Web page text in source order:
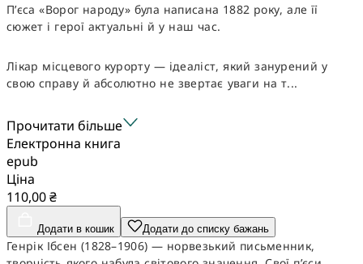
П’єса «Ворог народу» була написана 1882 року, але її
сюжет і герої актуальні й у наш час.
Лікар місцевого курорту — ідеаліст, який занурений у
свою справу й абсолютно не звертає уваги на т...
Прочитати більше
Електронна книга
epub
Ціна
110,00 ₴
Додати в кошик Додати до списку бажань
Генрік Ібсен (1828–1906) — норвезький письменник,